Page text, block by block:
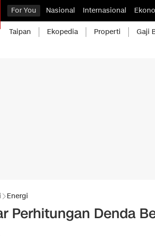
For You Nasional Internasional
Taipan Ekopedia Properti Gaji
Energi
Perhitungan Denda